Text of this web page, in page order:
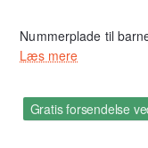
Nummerplade til
Læs mere
Gratis forsendelse